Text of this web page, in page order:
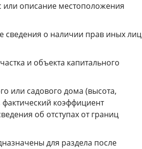
или описание местоположения
сведения о наличии прав иных лиц
и объекта капитального
или садового дома (высота,
коэффициент
об отступах от границ
для раздела после